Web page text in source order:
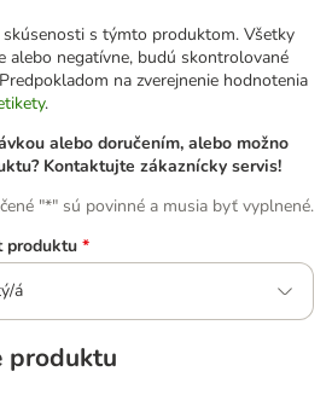
skúsenosti s týmto produktom. Všetky
alebo negatívne, budú skontrolované
na zverejnenie hodnotenia
.
alebo doručením, alebo možno
Kontaktujte zákaznícky servis!
"*" sú povinné a musia byť vyplnené.
produktu *
á
produktu